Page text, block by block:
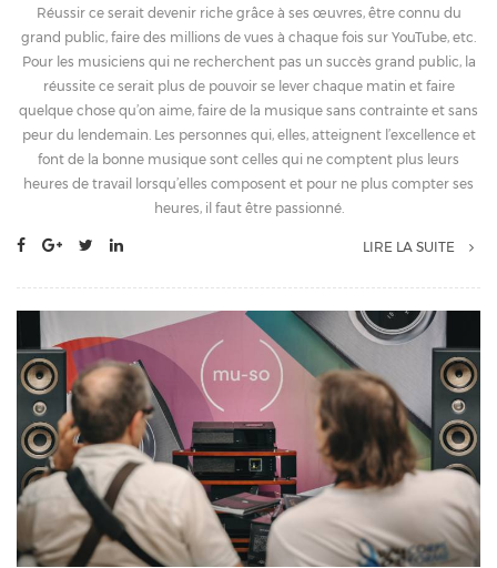
Réussir ce serait devenir riche grâce à ses œuvres, être connu du
grand public, faire des millions de vues à chaque fois sur YouTube, etc.
Pour les musiciens qui ne recherchent pas un succès grand public, la
réussite ce serait plus de pouvoir se lever chaque matin et faire
quelque chose qu’on aime, faire de la musique sans contrainte et sans
peur du lendemain. Les personnes qui, elles, atteignent l’excellence et
font de la bonne musique sont celles qui ne comptent plus leurs
heures de travail lorsqu’elles composent et pour ne plus compter ses
heures, il faut être passionné.
LIRE LA SUITE